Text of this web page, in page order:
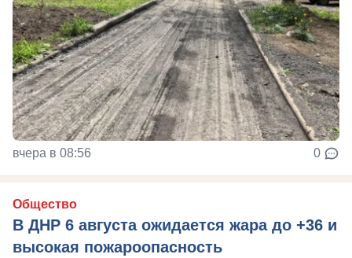
вчера в 08:56 0
Общество
В ДНР 6 августа ожидается жара до +36 и
высокая пожароопасность